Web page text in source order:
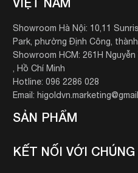
Showroom Hà Nội: 10,11
Park, phường Định Công,
Showroom HCM: 261H
, Hồ Chí Minh
Hotline: 096 2286 028
Email:
SẢN PHẨM
KẾT NỐI VỚI